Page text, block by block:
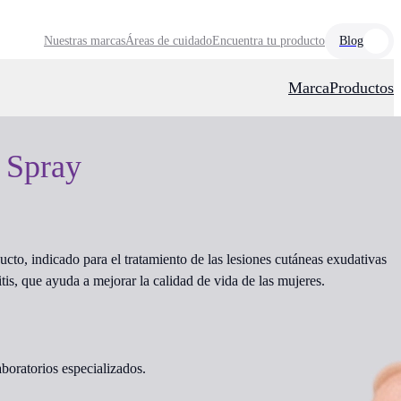
Nuestras marcasÁreas de cuidadoEncuentra tu producto Blog
MarcaProductos
indicado para el tratamiento de las lesiones cutáneas exudativas
que ayuda a mejorar la calidad de vida de las mujeres.
especializados.